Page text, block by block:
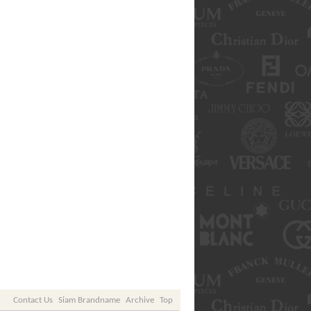
Contact Us Siam Brandname Archive Top